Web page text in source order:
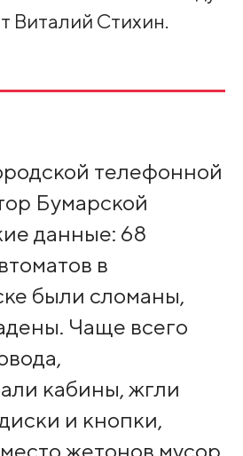
Виталий Стихин.
телефонной
Бумарской
данные: 68
в
были сломаны,
Чаще всего
кабины, жгли
и кнопки,